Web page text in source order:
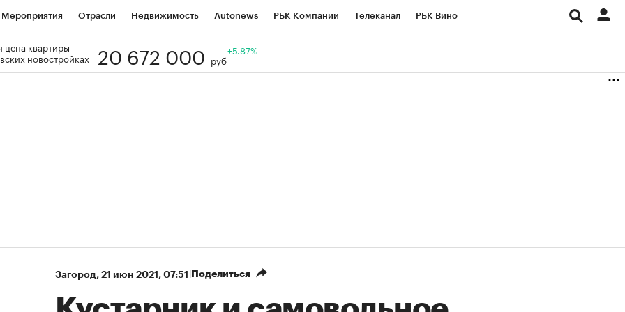
Мероприятия Отрасли Недвижимость Autonews РБК Компании Телеканал РБК Вино
Визионеры
цена квартиры
новостройках
20 672 000 руб
+5.87%
Загород⁠, 21 июн 2021, 07:51 Поделиться